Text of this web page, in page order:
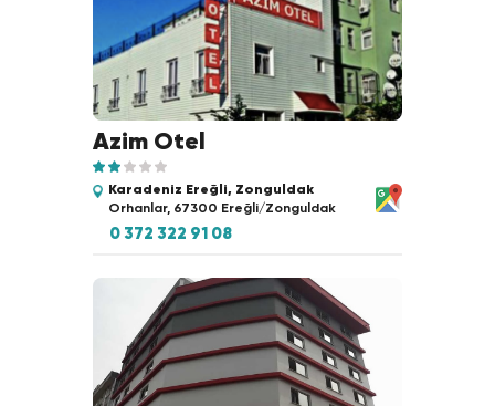
Azim Otel
Karadeniz Ereğli, Zonguldak
Orhanlar, 67300 Ereğli/Zonguldak
0 372 322 91 08